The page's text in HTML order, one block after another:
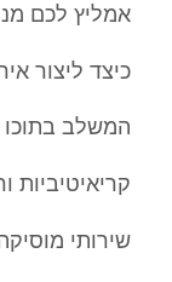
אמליץ לכם
כיצד ליצור
המשלב
קריאיטיביות
שירותי